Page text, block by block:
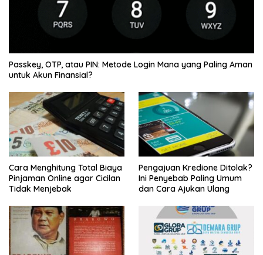
Passkey, OTP, atau PIN: Metode Login Mana yang Paling Aman
untuk Akun Finansial?
Cara Menghitung Total Biaya
Pinjaman Online agar Cicilan
Tidak Menjebak
Pengajuan Kredione Ditolak?
Ini Penyebab Paling Umum
dan Cara Ajukan Ulang